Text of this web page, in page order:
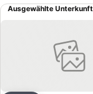
Ausgewählte Unterkunft